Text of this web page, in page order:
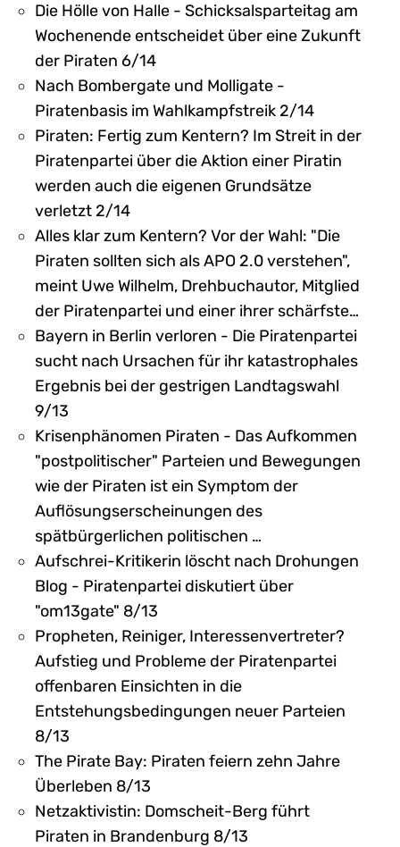
Die Hölle von Halle - Schicksalsparteitag am
Wochenende entscheidet über eine Zukunft
der Piraten 6/14
Nach Bombergate und Molligate -
Piratenbasis im Wahlkampfstreik 2/14
Piraten: Fertig zum Kentern? Im Streit in der
Piratenpartei über die Aktion einer Piratin
werden auch die eigenen Grundsätze
verletzt 2/14
Alles klar zum Kentern? Vor der Wahl: "Die
Piraten sollten sich als APO 2.0 verstehen",
meint Uwe Wilhelm, Drehbuchautor, Mitglied
der Piratenpartei und einer ihrer schärfste…
Bayern in Berlin verloren - Die Piratenpartei
sucht nach Ursachen für ihr katastrophales
Ergebnis bei der gestrigen Landtagswahl
9/13
Krisenphänomen Piraten - Das Aufkommen
"postpolitischer" Parteien und Bewegungen
wie der Piraten ist ein Symptom der
Auflösungserscheinungen des
spätbürgerlichen politischen …
Aufschrei-Kritikerin löscht nach Drohungen
Blog - Piratenpartei diskutiert über
"om13gate" 8/13
Propheten, Reiniger, Interessenvertreter?
Aufstieg und Probleme der Piratenpartei
offenbaren Einsichten in die
Entstehungsbedingungen neuer Parteien
8/13
The Pirate Bay: Piraten feiern zehn Jahre
Überleben 8/13
Netzaktivistin: Domscheit-Berg führt
Piraten in Brandenburg 8/13